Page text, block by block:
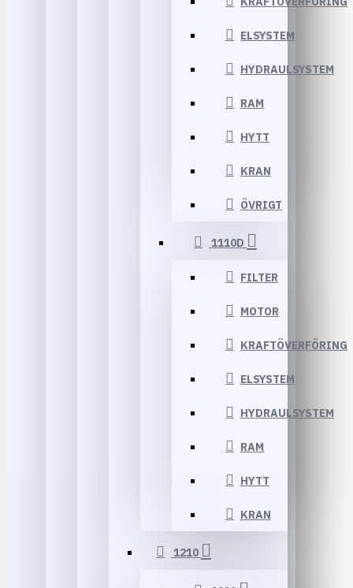
ELSYSTEM
HYDRAULSYSTEM
RAM
HYTT
KRAN
ÖVRIGT
1110D
FILTER
MOTOR
KRAFTÖVERFÖRING
ELSYSTEM
HYDRAULSYSTEM
RAM
HYTT
KRAN
1210